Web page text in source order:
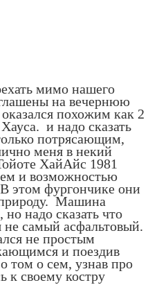
мимо нашего
на вечернюю
похожим как 2
и надо сказать
потрясающим,
меня в некий
ХайАйс 1981
и возможностью
этом фургончике они
природу. Машина
но надо сказать что
не самый асфальтовый.
не простым
и поездив
том о сем, узнав про
к своему костру